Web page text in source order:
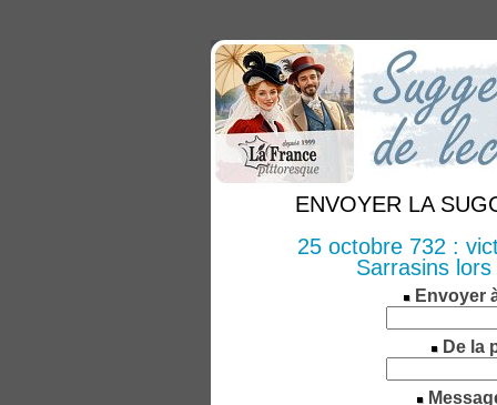
ENVOYER LA
25 octobre 732 :
Sarrasins
Envoyer
De la